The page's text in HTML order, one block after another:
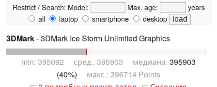
Restrict / Search: Model: Max. age:
years
all
laptop smartphone desktop
3DMark- 3DMark Ice Storm Unlimited Graphics
min: 395092 сред.: 395903 медиана: 395903
(40%) макс.: 396714 Points